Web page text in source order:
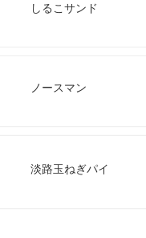
しるこサンド
ノースマン
淡路玉ねぎパイ